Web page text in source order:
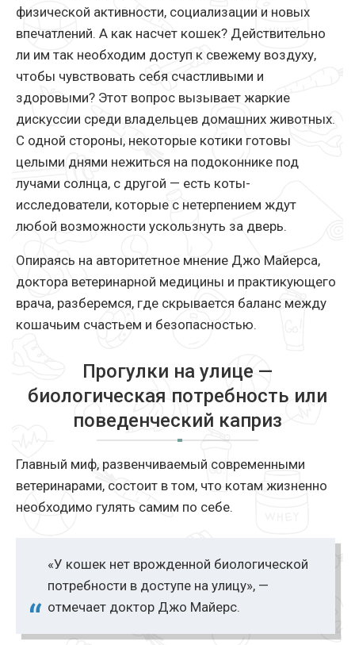
физической активности, социализации и новых
впечатлений. А как насчет кошек? Действительно
ли им так необходим доступ к свежему воздуху,
чтобы чувствовать себя счастливыми и
здоровыми? Этот вопрос вызывает жаркие
дискуссии среди владельцев домашних животных.
С одной стороны, некоторые котики готовы
целыми днями нежиться на подоконнике под
лучами солнца, с другой — есть коты-
исследователи, которые с нетерпением ждут
любой возможности ускользнуть за дверь.
Опираясь на авторитетное мнение Джо Майерса,
доктора ветеринарной медицины и практикующего
врача, разберемся, где скрывается баланс между
кошачьим счастьем и безопасностью.
Прогулки на улице —
биологическая потребность или
поведенческий каприз
Главный миф, развенчиваемый современными
ветеринарами, состоит в том, что котам жизненно
необходимо гулять самим по себе.
«У кошек нет врожденной биологической
потребности в доступе на улицу», —
отмечает доктор Джо Майерс.